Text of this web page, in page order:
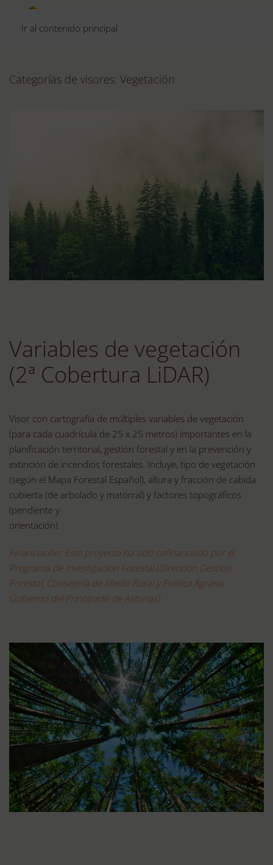
Ir al contenido principal
Categorías de visores: Vegetación
Variables de vegetación
(2ª Cobertura LiDAR)
Visor con cartografía de múltiples variables de vegetación
(para cada cuadrícula de 25 x 25 metros) importantes en la
planificación territorial, gestión forestal y en la prevención y
extinción de incendios forestales. Incluye, tipo de vegetación
(según el Mapa Forestal Español), altura y fracción de cabida
cubierta (de arbolado y matorral) y factores topográficos
(pendiente y
orientación).
Financiación: Este proyecto ha sido cofinanciado por el
Programa de Investigación Forestal (Dirección Gestión
Forestal, Consejería de Medio Rural y Política Agraria,
Gobierno del Principado de Asturias)